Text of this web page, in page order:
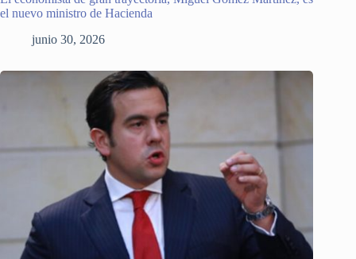
el nuevo ministro de Hacienda
junio 30, 2026